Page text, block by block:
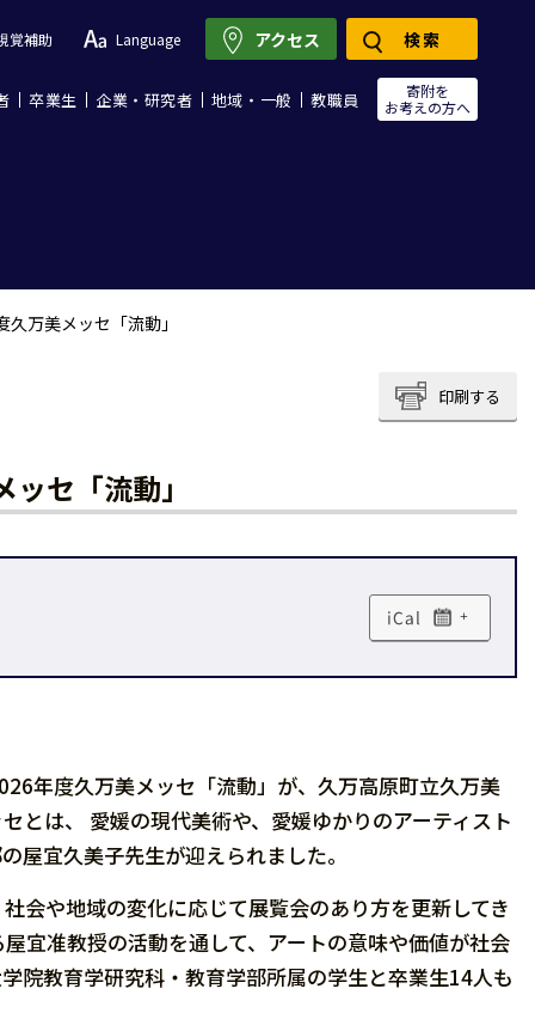
覚補助 Language
卒業生 企業・研究者 地域・一般 教職員
寄附を
お考えの方へ
アクセス 検索
万美メッセ「流動」
印刷する
セ「流動」
+
年度久万美メッセ「流動」が、久万高原町立久万美
とは、 愛媛の現代美術や、愛媛ゆかりのアーティスト
屋宜久美子先生が迎えられました。
会や地域の変化に応じて展覧会のあり方を更新してき
宜准教授の活動を通して、アートの意味や価値が社会
院教育学研究科・教育学部所属の学生と卒業生14人も